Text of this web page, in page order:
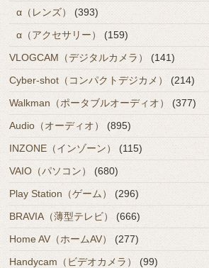
α（レンズ）
(393)
α（アクセサリー）
(159)
VLOGCAM（デジタルカメラ）
(141)
Cyber-shot（コンパクトデジカメ）
(214)
Walkman（ポータブルオーディオ）
(377)
Audio（オーディオ）
(895)
INZONE（インゾーン）
(115)
VAIO（パソコン）
(680)
Play Station（ゲーム）
(296)
BRAVIA（薄型テレビ）
(666)
Home AV（ホームAV）
(277)
Handycam（ビデオカメラ） (99)